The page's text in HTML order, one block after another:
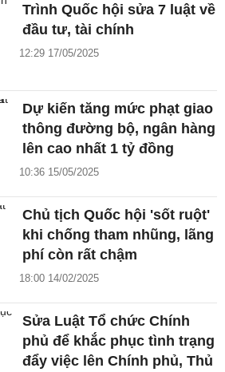
Trình Quốc hội sửa 7 luật về
đầu tư, tài chính
12:29 17/05/2025
Dự kiến tăng mức phạt giao
thông đường bộ, ngân hàng
lên cao nhất 1 tỷ đồng
10:36 15/05/2025
Chủ tịch Quốc hội 'sốt ruột'
khi chống tham nhũng, lãng
phí còn rất chậm
18:00 14/02/2025
Sửa Luật Tổ chức Chính
phủ để khắc phục tình trạng
đẩy việc lên Chính phủ, Thủ